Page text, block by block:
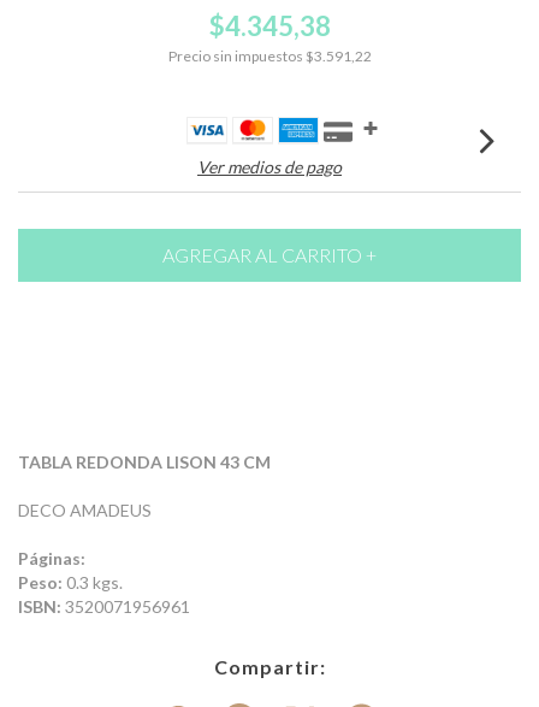
$4.345,38
Precio sin impuestos $3.591,22
Ver medios de pago
TABLA REDONDA LISON 43 CM
DECO AMADEUS
Páginas:
Peso: 0.3 kgs.
ISBN: 3520071956961
Compartir: